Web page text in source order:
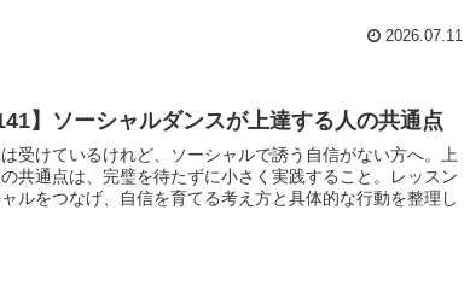
2026.07.11
】ソーシャルダンスが上達する人の共通点
受けているけれど、ソーシャルで誘う自信がない方へ。上
共通点は、完璧を待たずに小さく実践すること。レッスン
ルをつなげ、自信を育てる考え方と具体的な行動を整理し